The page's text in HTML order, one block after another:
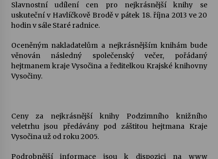
Ozvěny prázdnin
14. 7. 2026
Za kulturou kousek za Humpolec. V Želivě ožije
odkaz Josefa Čapka
3. 7. 2026
30. 6. 2026
Slavnostní udílení cen pro nejkrásnější knihy se
uskuteční v Havlíčkově Brodě v pátek 18. října 2013 ve 20
hodin v sále Staré radnice.
Oceněným nakladatelům a nejkrásnějším knihám bude
věnován následný společenský večer, pořádaný
hejtmanem kraje Vysočina a ředitelkou Krajské knihovny
Vysočiny.
Ceny za nejkrásnější knihy Podzimního knižního
veletrhu jsou předávány pod záštitou hejtmana Kraje
Vysočina už od roku 2005.
Podrobnější informace jsou k dispozici na www